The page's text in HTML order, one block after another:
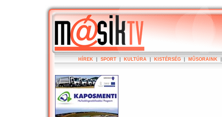
HÍREK SPORT KULTÚRA KISTÉRSÉG MÛSORAINK